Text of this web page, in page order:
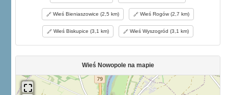
Wieś Bieniaszowice (2,5 km) Wieś Rogów (2,7 km)
Wieś Biskupice (3,1 km) Wieś Wyszogród (3,1 km)
Wieś Nowopole na mapie